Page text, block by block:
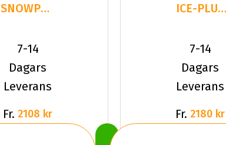
SNOWPOWER
225/40R19
93 V XL
7-14
Dagars
Leverans
Fr. 2108 kr
ICE-PLUS
225/40R19
93 V XL
7-14
Dagars
Leverans
Fr. 2180 kr